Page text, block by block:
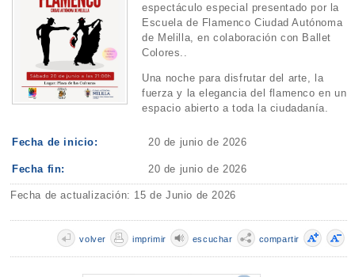
espectáculo especial presentado por la
Escuela de Flamenco Ciudad Autónoma
de Melilla, en colaboración con Ballet
Colores..
Una noche para disfrutar del arte, la
fuerza y la elegancia del flamenco en un
espacio abierto a toda la ciudadanía.
Fecha de inicio: 20 de junio de 2026
Fecha fin: 20 de junio de 2026
Fecha de actualización: 15 de Junio de 2026
compartir
escuchar
imprimir
volver